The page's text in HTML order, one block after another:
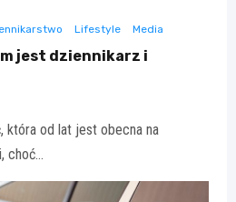
Lifestyle Media
jest dziennikarz i
która od lat jest obecna na
choć…